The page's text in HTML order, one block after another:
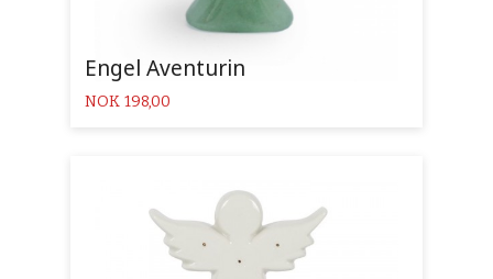
Engel Aventurin
Pris
NOK 198,00